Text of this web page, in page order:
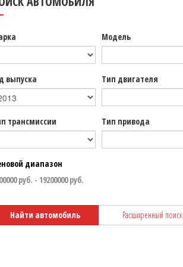
Модель
выпуска Тип двигателя
трансмиссии Тип привода
диапазон
Найти автомобиль Расширенный поиск